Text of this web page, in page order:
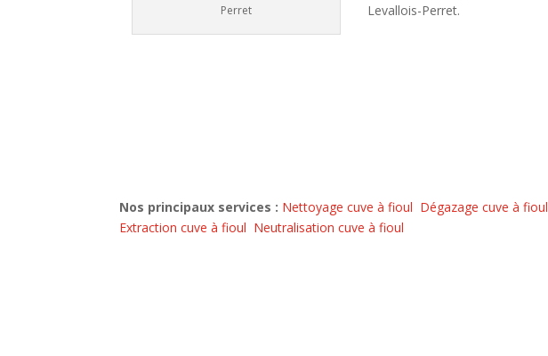
Perret
Levallois-Perret.
Nos principaux services : Nettoyage cuve à fioul Dégazage cuve à fioul
Extraction cuve à fioul Neutralisation cuve à fioul